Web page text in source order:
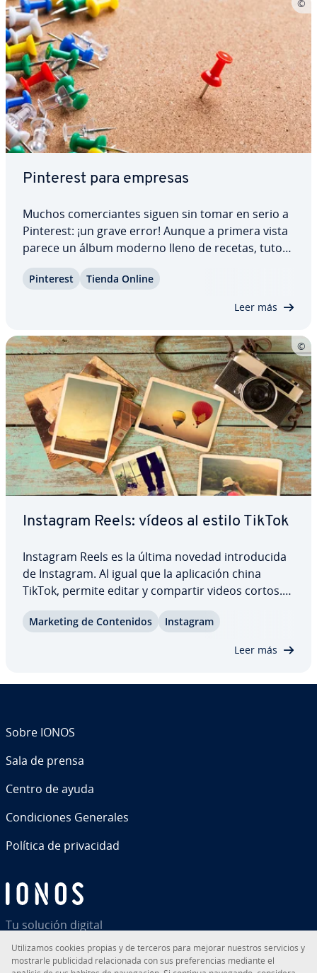
Pinterest para empresas
Muchos co­me­r­cia­n­tes siguen sin tomar en serio a
Pinterest: ¡un grave error! Aunque a primera vista
parece un álbum moderno lleno de recetas, tu­to­
es en realidad un gran proveedor de tráfico de re­
Pinterest Tienda Online
Leer más
Instagram Reels: vídeos al estilo TikTok
Instagram Reels es la última novedad in­tro­du­ci­da
de Instagram. Al igual que la apli­ca­ción china
TikTok, permite editar y compartir videos cortos.
Te ex­pli­ca­mos en qué consisten exac­ta­me­n­te los
de Instagram y cuáles son las pri­n­ci­pa­les di­fe­re­n­
Marketing de Co­n­te­ni­dos Instagram
Leer más
Tu solución digital
Sobre IONOS
Sala de prensa
Centro de ayuda
Co­n­di­cio­nes Generales
Política de pri­va­ci­dad
Uti­li­za­mos cookies propias y de terceros para mejorar nuestros servicios y
mostrarle pu­bli­ci­dad re­la­cio­na­da con sus pre­fe­re­n­cias mediante el